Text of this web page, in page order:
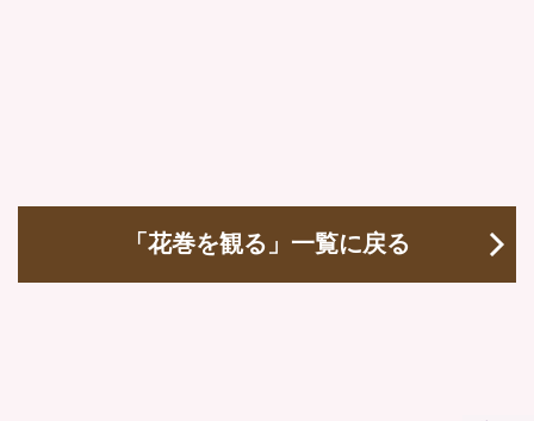
「花巻を観る」一覧に戻る